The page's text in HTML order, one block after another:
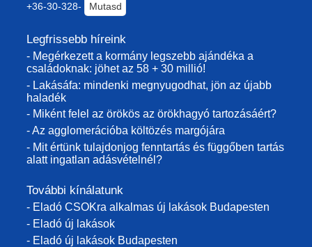
+36-30-328-
Mutasd
Legfrissebb híreink
- Megérkezett a kormány legszebb ajándéka a
családoknak: jöhet az 58 + 30 millió!
- Lakásáfa: mindenki megnyugodhat, jön az újabb
haladék
- Miként felel az örökös az örökhagyó tartozásáért?
- Az agglomerációba költözés margójára
- Mit értünk tulajdonjog fenntartás és függőben tartás
alatt ingatlan adásvételnél?
További kínálatunk
- Eladó CSOKra alkalmas új lakások Budapesten
- Eladó új lakások
- Eladó új lakások Budapesten